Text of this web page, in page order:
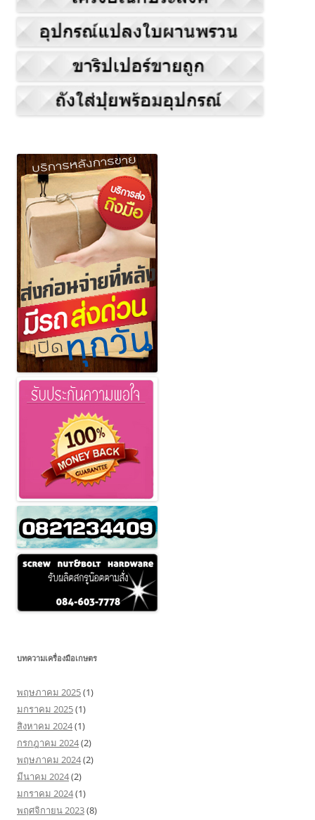
บทความเครื่องมือเกษตร
พฤษภาคม 2025(1)
มกราคม 2025(1)
สิงหาคม 2024(1)
กรกฎาคม 2024(2)
พฤษภาคม 2024(2)
มีนาคม 2024(2)
มกราคม 2024(1)
พฤศจิกายน 2023(8)